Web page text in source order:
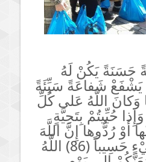
حَسَنَةً يَكُنْ لَهُ
شَفاعَةً سَيِّئَةً
وَكانَ اللَّهُ عَلى كُلِّ
مُقِيتاً (85) وَإِذا حُيِّيتُمْ بِتَحِيَّةٍ
أَوْ رُدُّوها إِنَّ اللَّهَ
كانَ عَلى كُلِّ شَيْءٍ حَسِيباً (86) اللَّهُ